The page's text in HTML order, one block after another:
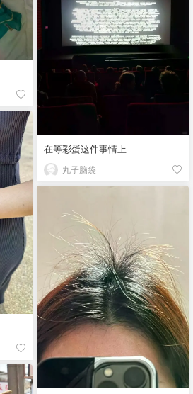
在等彩蛋这件事情上
丸子脑袋